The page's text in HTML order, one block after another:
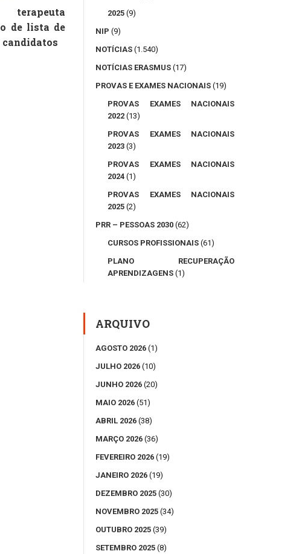
de lista de
candidatos
2025 (9)
NIP (9)
NOTÍCIAS (1.540)
NOTÍCIAS ERASMUS (17)
PROVAS E EXAMES NACIONAIS (19)
PROVAS EXAMES NACIONAIS
2022 (13)
PROVAS EXAMES NACIONAIS
2023 (3)
PROVAS EXAMES NACIONAIS
2024 (1)
PROVAS EXAMES NACIONAIS
2025 (2)
PRR – PESSOAS 2030 (62)
CURSOS PROFISSIONAIS (61)
PLANO RECUPERAÇÃO
APRENDIZAGENS (1)
ARQUIVO
AGOSTO 2026 (1)
JULHO 2026 (10)
JUNHO 2026 (20)
MAIO 2026 (51)
ABRIL 2026 (38)
MARÇO 2026 (36)
FEVEREIRO 2026 (19)
JANEIRO 2026 (19)
DEZEMBRO 2025 (30)
NOVEMBRO 2025 (34)
OUTUBRO 2025 (39)
SETEMBRO 2025 (8)